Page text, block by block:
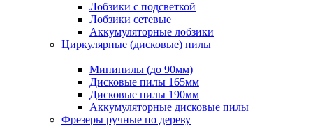
Лобзики с подсветкой
Лобзики сетевые
Аккумуляторные лобзики
Циркулярные (дисковые) пилы
Минипилы (до 90мм)
Дисковые пилы 165мм
Дисковые пилы 190мм
Аккумуляторные дисковые пилы
Фрезеры ручные по дереву